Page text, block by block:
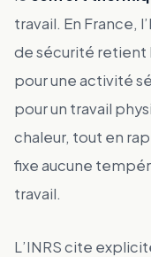
travail. En France,
de sécurité retient
pour une activité
pour un travail
chaleur, tout en
fixe aucune
travail.
L’INRS cite